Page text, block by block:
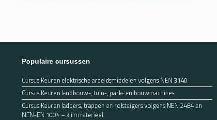
Populaire cursussen
Cursus Keuren elektrische arbeidsmiddelen volgens NEN 3140
Cursus Keuren landbouw-, tuin-, park- en bouwmachines
Cursus Keuren ladders, trappen en rolsteigers volgens NEN 2484 en
NEN-EN 1004 – klimmaterieel